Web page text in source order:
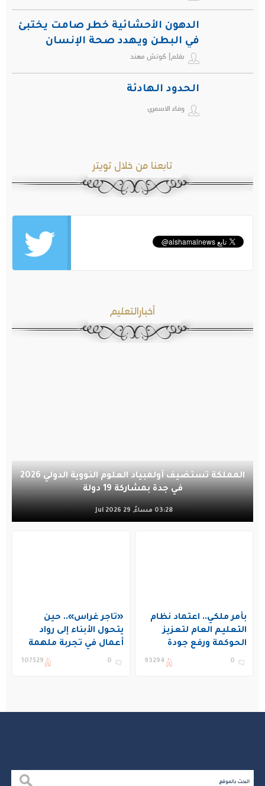
الدهون الأحشائية خطر صامت يختبئ
في البطن ويهدد صحة الإنسان
بقلم| كوتش مهند
الحدود الهادئة
وفاء الاسمري
تابعنا من خلال تويتر
أخبارالتعليم
المملكة تستضيف أولمبياد العلوم النووية الدولي 2026
في جدة بمشاركة 19 دولة
03:28 مساءً, 29 Jul 2026
بأمر ملكي.. اعتماد نظام
التعليم العام لتعزيز
الحوكمة ورفع جودة
التعليم في المملكة
0
93294
«تاجر غراس».. حين
يتحول الأبناء إلى رواد
أعمال في تجربة ملهمة
بنادي غراس الصيفي
0
107529